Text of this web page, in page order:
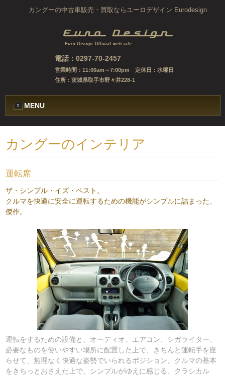
カングーの中古車販売・買取ならユーロデザイン Eurodesign
電話：0297-70-2457
営業時間：11:00am～7:00pm 定休日：水曜日
住所：茨城県取手市野々井228-1
MENU
カングーのインテリア
運転席
ザ・シンプル・イズ・ベスト。
クルマを快適に安全に運転するための機能がシンプルに詰まった、
傑作。
運転をするための設備と、オーディオ、エアコン、シガライター、
必要なものを使いやすい場所に配置した上で、きちんと運転手を座
らせて、無理なく快適な姿勢でいられるポジション。クルマの基本
をきちっとおさえた上で、シンプルがゆえに感じる、クラシカル